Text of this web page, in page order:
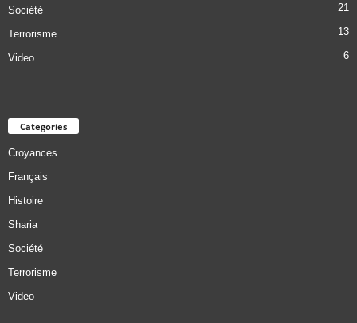
Société 21
Terrorisme 13
Video 6
Categories
Croyances
Français
Histoire
Sharia
Société
Terrorisme
Video